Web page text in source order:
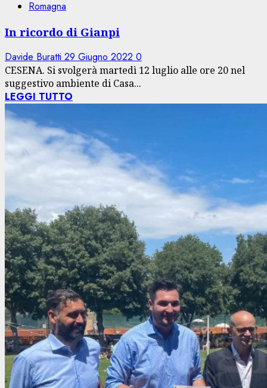
Romagna
In ricordo di Gianpi
Davide Buratti 29 Giugno 2022 0
CESENA. Si svolgerà martedì 12 luglio alle ore 20 nel
suggestivo ambiente di Casa...
LEGGI TUTTO